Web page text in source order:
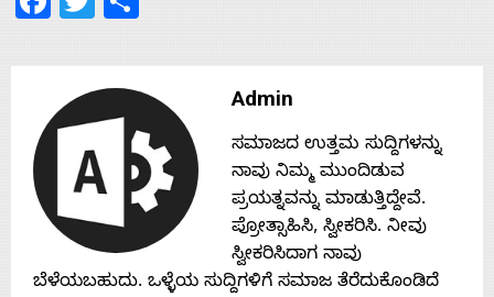
With
Contact
Us
Admin
ಸಮಾಜದ ಉತ್ತಮ ಸುದ್ದಿಗಳನ್ನು
ನಾವು ನಿಮ್ಮ ಮುಂದಿಡುವ
ಪ್ರಯತ್ನವನ್ನು ಮಾಡುತ್ತಿದ್ದೇವೆ.
ಪ್ರೋತ್ಸಾಹಿಸಿ, ಸ್ವೀಕರಿಸಿ. ನೀವು
ಸ್ವೀಕರಿಸಿದಾಗ ನಾವು
ಬೆಳೆಯಬಹುದು. ಒಳ್ಳೆಯ ಸುದ್ದಿಗಳಿಗೆ ಸಮಾಜ ತೆರೆದುಕೊಂಡಿದೆ